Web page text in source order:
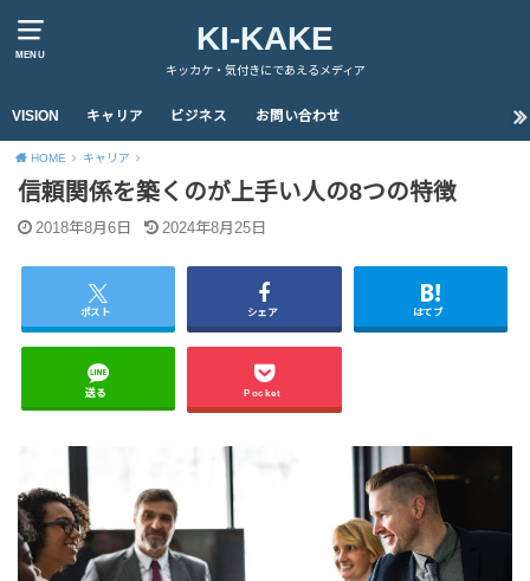
MENU KI-KAKE
キッカケ・気付きにであえるメディア
VISION キャリア ビジネス お問い合わせ
HOME キャリア
信頼関係を築くのが上手い人の8つの特徴
2018年8月6日 2024年8月25日
ポスト シェア はてブ
送る Pocket